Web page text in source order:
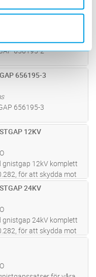
656195-2
656195-3
656195-3
12KV
gnistgap 12kV komplett
för att skydda mot
bäst tillsammans
av typerna SO255.2S,
spännl
24KV
gnistgap 24kV komplett
för att skydda mot
bäst tillsammans
av typerna SO255.2S,
spännl